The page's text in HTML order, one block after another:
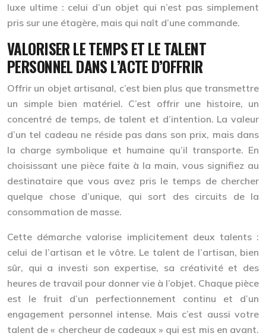
luxe ultime : celui d’un objet qui n’est pas simplement
pris sur une étagère, mais qui naît d’une commande.
VALORISER LE TEMPS ET LE TALENT
PERSONNEL DANS L’ACTE D’OFFRIR
Offrir un objet artisanal, c’est bien plus que transmettre
un simple bien matériel. C’est offrir une histoire, un
concentré de temps, de talent et d’intention. La valeur
d’un tel cadeau ne réside pas dans son prix, mais dans
la charge symbolique et humaine qu’il transporte. En
choisissant une pièce faite à la main, vous signifiez au
destinataire que vous avez pris le temps de chercher
quelque chose d’unique, qui sort des circuits de la
consommation de masse.
Cette démarche valorise implicitement deux talents :
celui de l’artisan et le vôtre. Le talent de l’artisan, bien
sûr, qui a investi son expertise, sa créativité et des
heures de travail pour donner vie à l’objet. Chaque pièce
est le fruit d’un perfectionnement continu et d’un
engagement personnel intense. Mais c’est aussi votre
talent de « chercheur de cadeaux » qui est mis en avant.